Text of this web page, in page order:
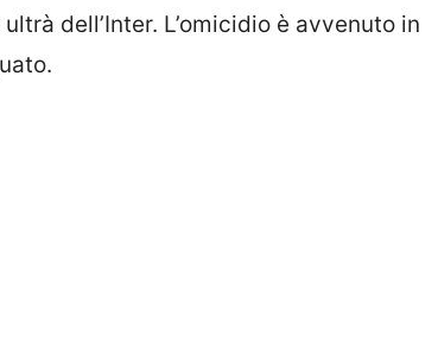
dell’Inter. L’omicidio è avvenuto in